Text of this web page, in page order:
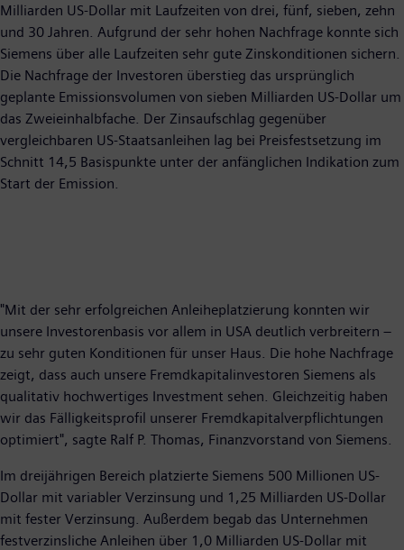
Milliarden US-Dollar mit Laufzeiten von drei, fünf, sieben, zehn
und 30 Jahren. Aufgrund der sehr hohen Nachfrage konnte sich
Siemens über alle Laufzeiten sehr gute Zinskonditionen sichern.
Die Nachfrage der Investoren überstieg das ursprünglich
geplante Emissionsvolumen von sieben Milliarden US-Dollar um
das Zweieinhalbfache. Der Zinsaufschlag gegenüber
vergleichbaren US-Staatsanleihen lag bei Preisfestsetzung im
Schnitt 14,5 Basispunkte unter der anfänglichen Indikation zum
Start der Emission.
"Mit der sehr erfolgreichen Anleiheplatzierung konnten wir
unsere Investorenbasis vor allem in USA deutlich verbreitern –
zu sehr guten Konditionen für unser Haus. Die hohe Nachfrage
zeigt, dass auch unsere Fremdkapitalinvestoren Siemens als
qualitativ hochwertiges Investment sehen. Gleichzeitig haben
wir das Fälligkeitsprofil unserer Fremdkapitalverpflichtungen
optimiert", sagte Ralf P. Thomas, Finanzvorstand von Siemens.
Im dreijährigen Bereich platzierte Siemens 500 Millionen US-
Dollar mit variabler Verzinsung und 1,25 Milliarden US-Dollar
mit fester Verzinsung. Außerdem begab das Unternehmen
festverzinsliche Anleihen über 1,0 Milliarden US-Dollar mit